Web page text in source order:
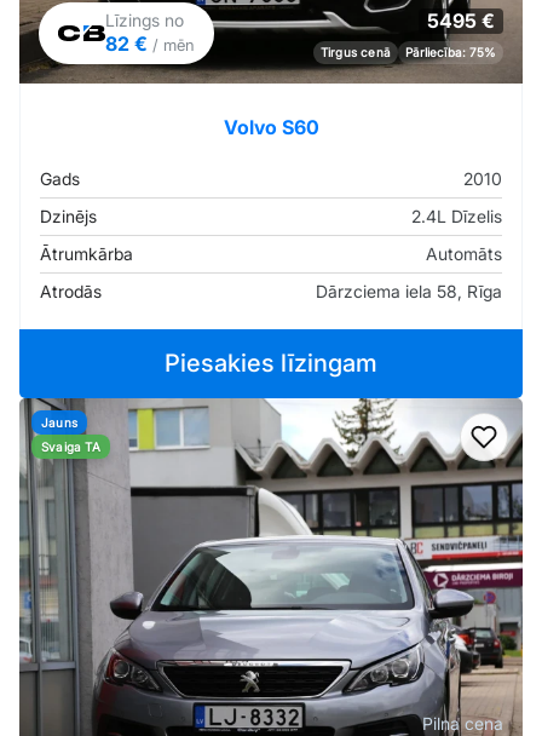
Līzings no
82 € / mēn
5495 €
Tirgus cenā Pārliecība: 75%
Volvo S60
Gads
2010
Dzinējs
2.4L Dīzelis
Ātrumkārba
Automāts
Atrodās
Dārzciema iela 58, Rīga
Piesakies līzingam
Jauns
Svaiga TA
Pilna cena